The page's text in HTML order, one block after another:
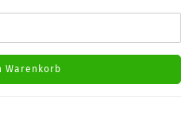
Warenkorb